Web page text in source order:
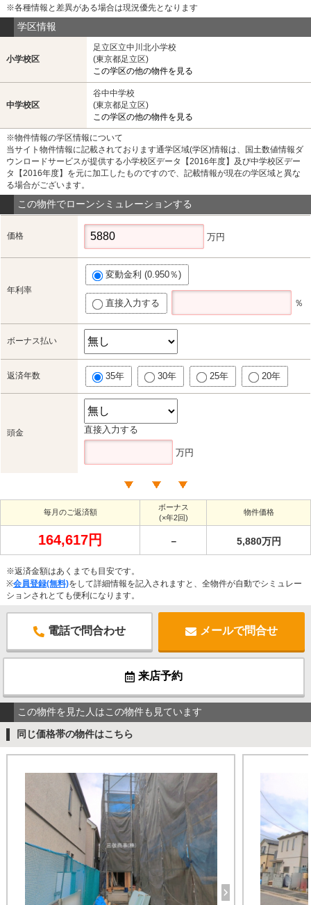
※各種情報と差異がある場合は現況優先となります
学区情報
小学校区
足立区立中川北小学校
(東京都足立区)
この学区の他の物件を見る
中学校区
谷中中学校
(東京都足立区)
この学区の他の物件を見る
※物件情報の学区情報について
当サイト物件情報に記載されております通学区域(学区)情報は、国土数値情報ダ
ウンロードサービスが提供する小学校区データ【2016年度】及び中学校区デー
タ【2016年度】を元に加工したものですので、記載情報が現在の学区域と異な
る場合がございます。
この物件でローンシミュレーションする
価格 万円
年利率
変動金利 (0.950％)
直接入力する ％
ボーナス払い
返済年数 35年 30年 25年 20年
頭金 直接入力する
万円
毎月のご返済額
ボーナス
(×年2回)
物件価格
164,617円 － 5,880万円
※返済金額はあくまでも目安です。
※会員登録(無料)をして詳細情報を記入されますと、全物件が自動でシミュレー
ションされとても便利になります。
電話で問合わせ メールで問合せ
来店予約
この物件を見た人はこの物件も見ています
同じ価格帯の物件はこちら